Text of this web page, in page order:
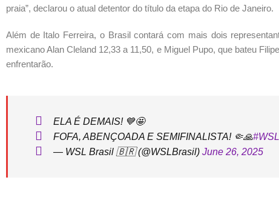
praia”, declarou o atual detentor do título da etapa do Rio de Janeiro.
Além de Italo Ferreira, o Brasil contará com mais dois
mexicano Alan Cleland 12,33 a 11,50, e Miguel Pupo, que bateu
enfrentarão.
ELA É DEMAIS! 💙🤩
FOFA, ABENÇOADA E SEMIFINALISTA! 🤏🙏
— WSL Brasil 🇧🇷 (@WSLBrasil) June 26, 2025